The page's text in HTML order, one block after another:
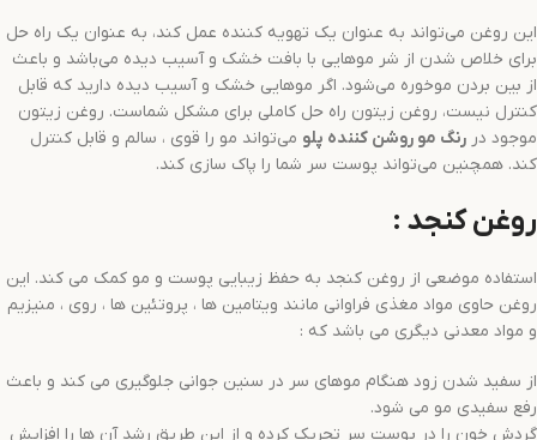
این روغن می‌تواند به عنوان یک تهویه کننده عمل کند، به عنوان یک راه حل
برای خلاص شدن از شر موهایی با بافت خشک و آسیب دیده می‌باشد و باعث
از بین بردن موخوره می‌شود. اگر موهایی خشک و آسیب دیده دارید که قابل
کنترل نیست، روغن زیتون راه حل کاملی برای مشکل شماست. روغن زیتون
موجود در رنگ مو روشن کننده پلو می‌تواند مو را قوی ، سالم و قابل کنترل
کند. همچنین می‌تواند پوست سر شما را پاک سازی کند.
روغن کنجد :
استفاده موضعی از روغن کنجد به حفظ زیبایی پوست و مو کمک می کند. این
روغن حاوی مواد مغذی فراوانی مانند ویتامین ها ، پروتئین ها ، روی ، منیزیم
و مواد معدنی دیگری می باشد که :
از سفید شدن زود هنگام موهای سر در سنین جوانی جلوگیری می کند و باعث
رفع سفیدی مو می شود.
گردش خون را در پوست سر تحریک کرده و از این طریق رشد آن ها را افزایش